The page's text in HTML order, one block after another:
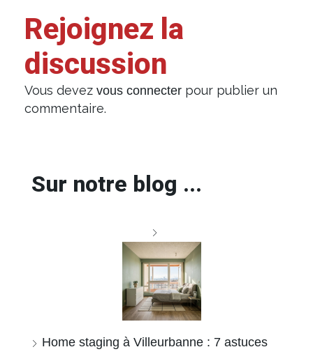
Rejoignez la
discussion
Vous devez vous connecter pour publier un
commentaire.
Sur notre blog ...
Home staging à Villeurbanne : 7 astuces